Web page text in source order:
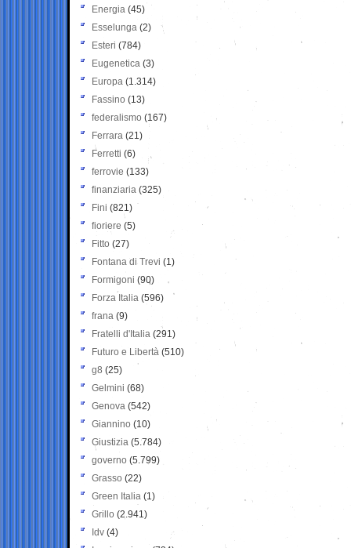
Energia (45)
Esselunga (2)
Esteri (784)
Eugenetica (3)
Europa (1.314)
Fassino (13)
federalismo (167)
Ferrara (21)
Ferretti (6)
ferrovie (133)
finanziaria (325)
Fini (821)
fioriere (5)
Fitto (27)
Fontana di Trevi (1)
Formigoni (90)
Forza Italia (596)
frana (9)
Fratelli d'Italia (291)
Futuro e Libertà (510)
g8 (25)
Gelmini (68)
Genova (542)
Giannino (10)
Giustizia (5.784)
governo (5.799)
Grasso (22)
Green Italia (1)
Grillo (2.941)
Idv (4)